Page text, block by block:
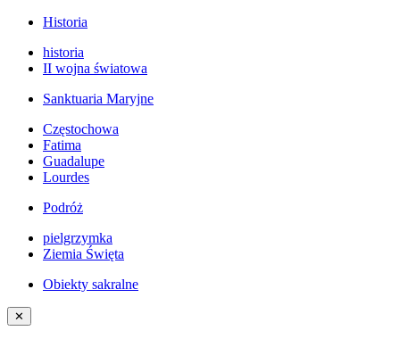
Historia
historia
II wojna światowa
Sanktuaria Maryjne
Częstochowa
Fatima
Guadalupe
Lourdes
Podróż
pielgrzymka
Ziemia Święta
Obiekty sakralne
✕